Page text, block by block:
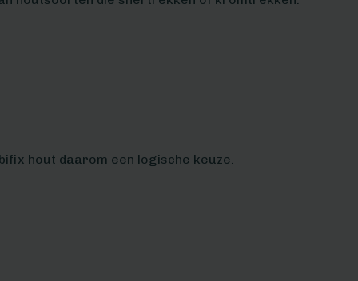
hout daarom een logische keuze.